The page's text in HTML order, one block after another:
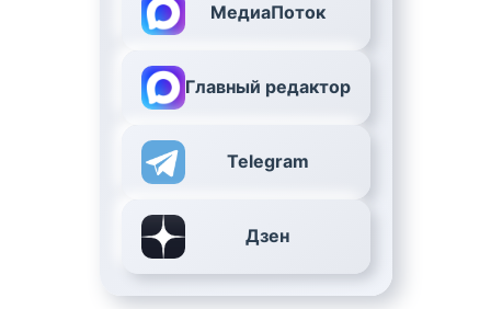
МедиаПоток
Главный редактор
Telegram
Дзен